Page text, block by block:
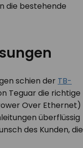
die bestehende
schien der TB-
Teguar die richtige
Over Ethernet)
überflüssig
des Kunden, die